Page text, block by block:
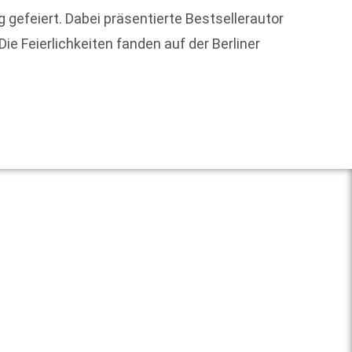
gefeiert. Dabei präsentierte Bestsellerautor
Feierlichkeiten fanden auf der Berliner